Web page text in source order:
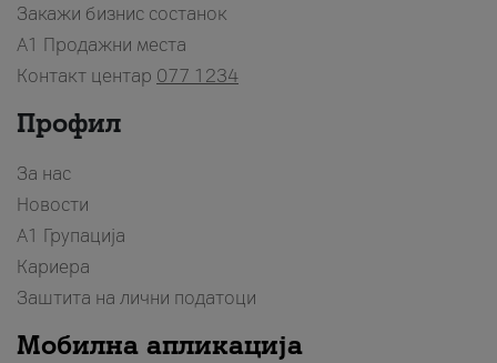
Закажи бизнис состанок
A1 Продажни места
Контакт центар 077 1234
Профил
За нас
Новости
А1 Групација
Кариера
Заштита на лични податоци
Мобилна апликација